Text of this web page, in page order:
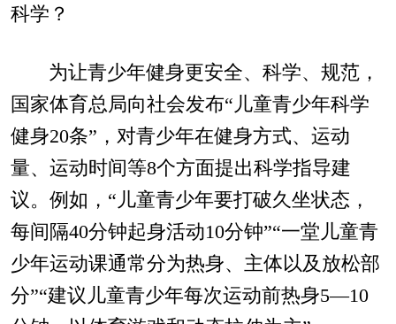
科学？
为让青少年健身更安全、科学、规范，
国家体育总局向社会发布“儿童青少年科学
健身20条”，对青少年在健身方式、运动
量、运动时间等8个方面提出科学指导建
议。例如，“儿童青少年要打破久坐状态，
每间隔40分钟起身活动10分钟”“一堂儿童青
少年运动课通常分为热身、主体以及放松部
分”“建议儿童青少年每次运动前热身5—10